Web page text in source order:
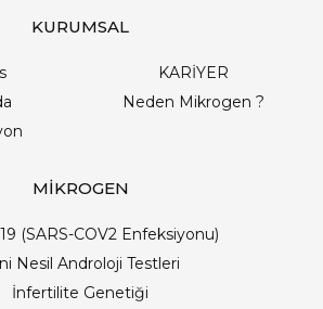
KURUMSAL
KARİYER
Neden Mikrogen ?
MİKROGEN
(SARS-COV2 Enfeksiyonu)
Nesil Androloji Testleri
İnfertilite Genetiği